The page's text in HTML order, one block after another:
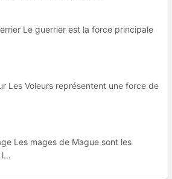
Le guerrier est la force principale
Les Voleurs représentent une force de
Les mages de Mague sont les